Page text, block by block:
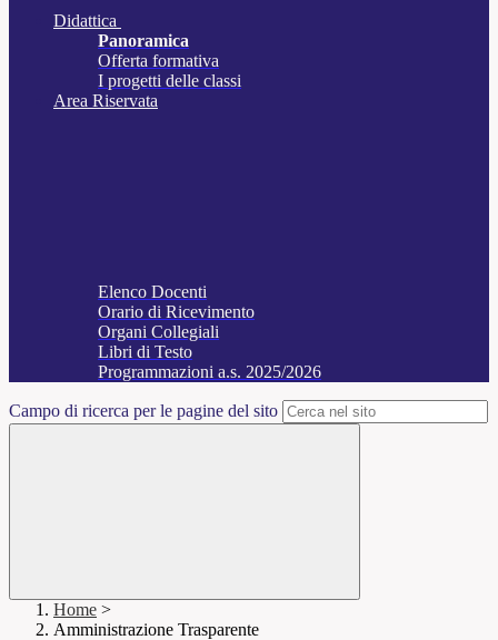
Didattica
Panoramica
Offerta formativa
I progetti delle classi
Area Riservata
Elenco Docenti
Orario di Ricevimento
Organi Collegiali
Libri di Testo
Programmazioni a.s. 2025/2026
Campo di ricerca per le pagine del sito
Home >
Amministrazione Trasparente